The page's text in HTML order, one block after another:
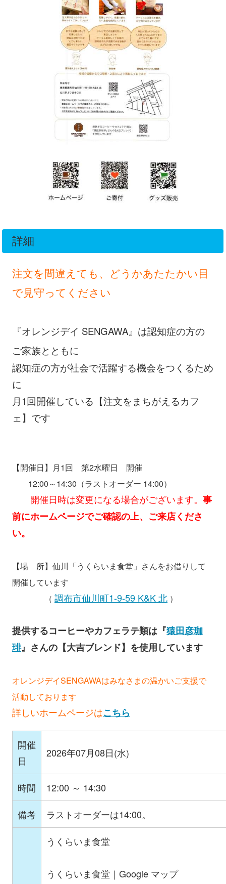
詳細
注文を間違えても、どうかあたたかい目
で見守ってください
『オレンジデイ SENGAWA』は認知症の方の
ご家族とともに
認知症の方が社会で活躍する機会をつくるため
に
月1回開催している【注文をまちがえるカフ
ェ】です
【開催日】月1回 第2水曜日 開催
12:00～14:30（ラストオーダー 14:00）
開催日時は変更になる場合がございます。 事
前にホームページでご確認の上、ご来店くださ
い。
【場 所】仙川「うくらいま食堂」さんをお借りして
開催しています
（ 調布市仙川町1-9-59 K&K 北 ）
提供するコーヒーやカフェラテ類は『猿田彦珈
琲』さんの【大吉ブレンド】を使用しています
オレンジデイSENGAWAはみなさまの温かいご支援で
活動しております
詳しいホームページはこちら
開催
日
2026年07月08日(水)
時間 12:00 ～ 14:30
備考 ラストオーダーは14:00。
うくらいま食堂
うくらいま食堂｜Google マップ